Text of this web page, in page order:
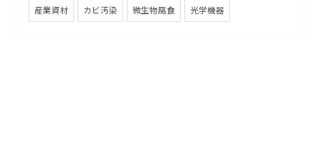
産業資材 カビ汚染 微生物腐食 光学機器